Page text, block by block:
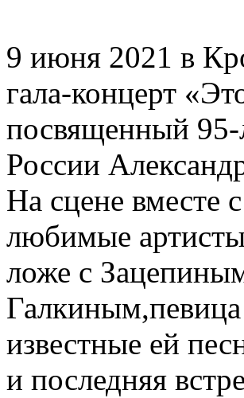
9 июня 2021 в
гала-концерт
посвященный 95-
России
На сцене вместе
любимые артисты
ложе с
Галкиным,певица
известные ей
и последняя